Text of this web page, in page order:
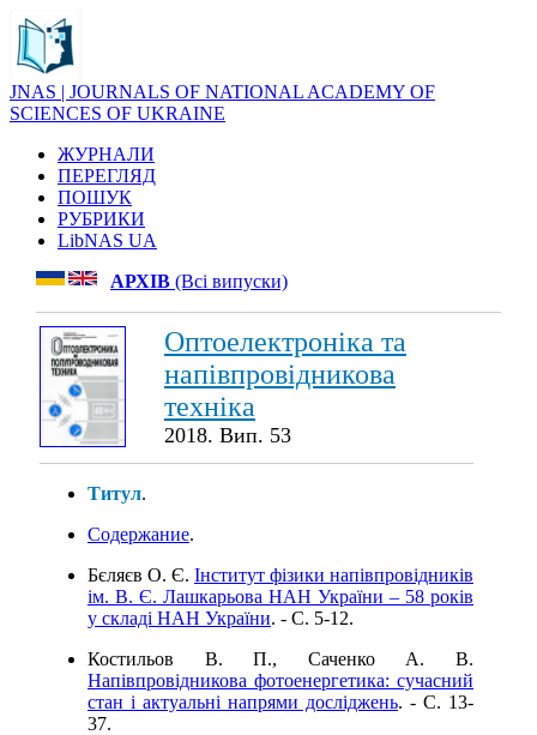
JNAS | JOURNALS OF NATIONAL ACADEMY OF
SCIENCES OF UKRAINE
ЖУРНАЛИ
ПЕРЕГЛЯД
ПОШУК
РУБРИКИ
LibNAS UA
АРХІВ (Всі випуски)
Оптоелектроніка та
напівпровідникова
техніка
2018. Вип. 53
Титул.
Содержание.
Бєляєв О. Є. Інститут фізики напівпровідників
ім. В. Є. Лашкарьова НАН України – 58 років
у складі НАН України. - C. 5-12.
Костильов В. П., Саченко А. В.
Напівпровідникова фотоенергетика: сучасний
стан і актуальні напрями досліджень. - C. 13-
37.